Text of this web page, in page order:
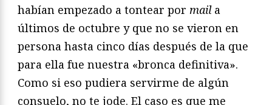
habían empezado a tontear por mail a
últimos de octubre y que no se vieron en
persona hasta cinco días después de la que
para ella fue nuestra «bronca definitiva».
Como si eso pudiera servirme de algún
consuelo, no te jode. El caso es que me